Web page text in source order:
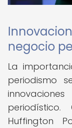
negocio
La
periodismo
Huffington